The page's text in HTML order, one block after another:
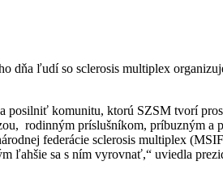
ľudí so sclerosis multiplex
posilniť komunitu, ktorú SZSM tvorí
rodinným príslušníkom, príbuzným
federácie sclerosis multiplex
ľahšie sa s ním vyrovnať,“ uviedla